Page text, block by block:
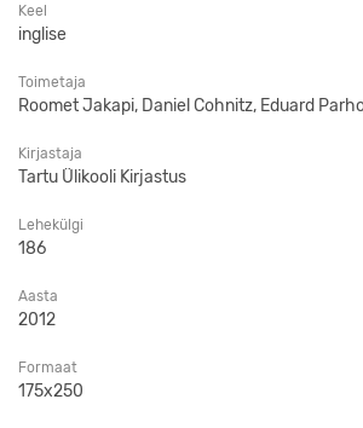
Keel
inglise
Toimetaja
Roomet Jakapi, Daniel Cohnitz, Eduard
Kirjastaja
Tartu Ülikooli Kirjastus
Lehekülgi
186
Aasta
2012
Formaat
175x250